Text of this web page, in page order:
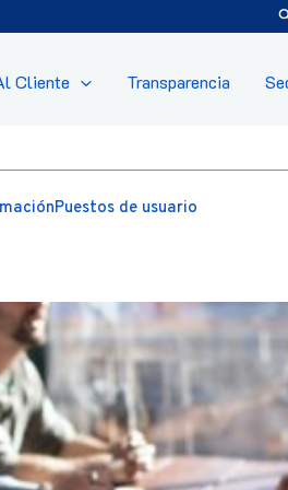
Cliente Transparencia
Puestos de usuario